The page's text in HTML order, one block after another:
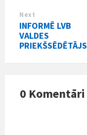
Next
INFORMĒ LVB
VALDES
PRIEKŠSĒDĒTĀJS
0 Komentāri